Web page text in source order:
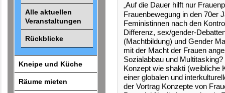
Alle aktuellen
Veranstaltungen
Rückblicke
Kneipe und Küche
Räume mieten
„Auf die Dauer hilft nur
Frauenbewegung in den 70er
Feministinnen nach den
Differenz, sex/gender-
(Machtbildung) und Gender
mit der Macht der Frauen
Sozialabbau und
Konzept wie shakti (weibliche
einer globalen und
der Vortrag Konzepte von